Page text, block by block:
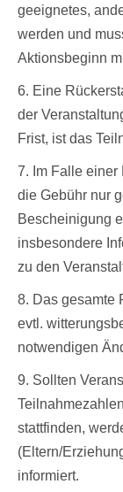
geeignetes,
werden und
Aktionsbeginn
6. Eine
der
Frist, ist das
7. Im Falle einer
die Gebühr nur
Bescheinigung
insbesondere
zu den
8. Das gesamte
evtl.
notwendigen
9. Sollten
stattfinden,
(Eltern/
informiert.